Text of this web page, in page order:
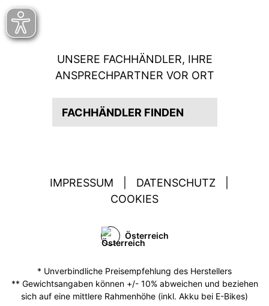
UNSERE FACHHÄNDLER, IHRE
ANSPRECHPARTNER VOR ORT
FACHHÄNDLER FINDEN
IMPRESSUM DATENSCHUTZ
COOKIES
Österreich
* Unverbindliche Preisempfehlung des Herstellers
** Gewichtsangaben können +/- 10% abweichen und beziehen
sich auf eine mittlere Rahmenhöhe (inkl. Akku bei E-Bikes)